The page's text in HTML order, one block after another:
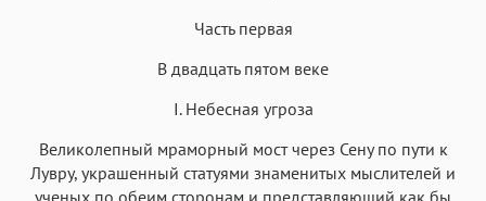
Аа
Garamond
Аа
Аа
Iowan
Аа
San Francisco Аа
SF Serif Аа
New York
Часть первая
В двадцать пятом веке
I. Небесная угроза
Великолепный мраморный мост через Сену по пути к
Лувру, украшенный статуями знаменитых мыслителей и
ученых по обеим сторонам и представляющий как бы